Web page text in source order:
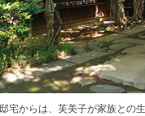
宅からは、芙美子が家族との